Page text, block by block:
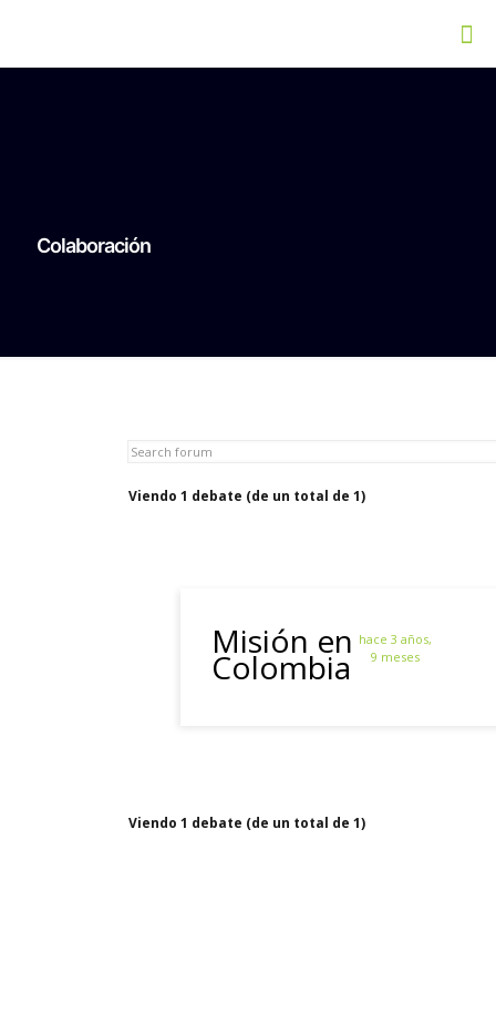
Colaboración
Viendo 1 debate (de un total de 1)
Misión en
Colombia
hace 3 años,
9 meses
Viendo 1 debate (de un total de 1)